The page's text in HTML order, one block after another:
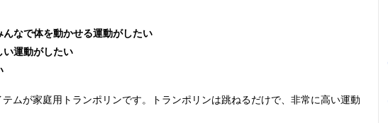
なで体を動かせる運動がしたい
い運動がしたい
ムが家庭用トランポリンです。トランポリンは跳ねるだけで、非常に高い運動